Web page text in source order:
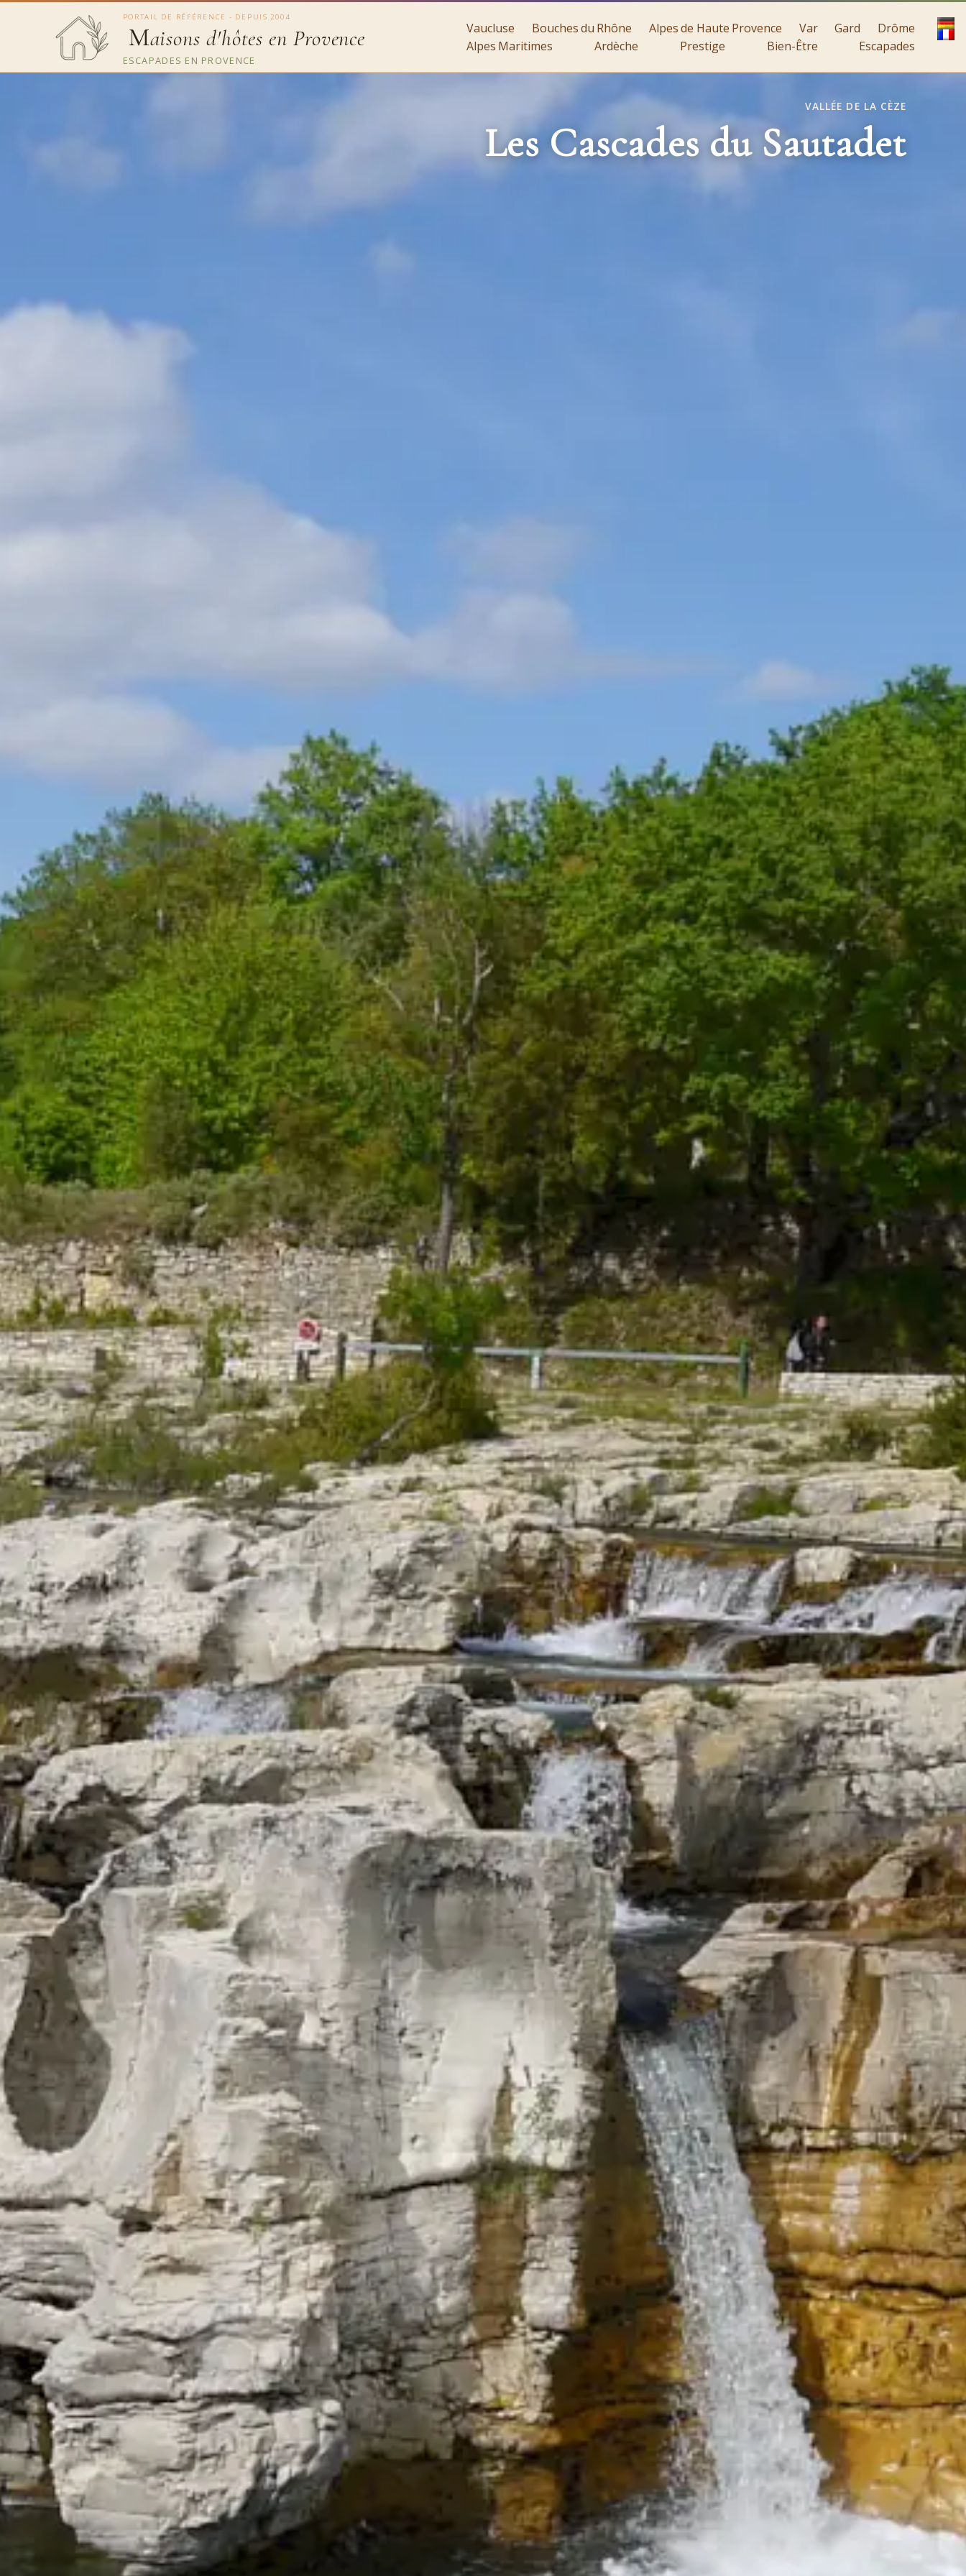
PORTAIL DE RÉFÉRENCE - DEPUIS 2004
Maisons d'hôtes en Provence
ESCAPADES EN PROVENCE
Vaucluse Bouches du Rhône Alpes de Haute Provence Var Gard
Drôme
Alpes Maritimes
Ardèche Prestige Bien-Être Escapades
VALLÉE DE LA CÈZE
Les Cascades du Sautadet